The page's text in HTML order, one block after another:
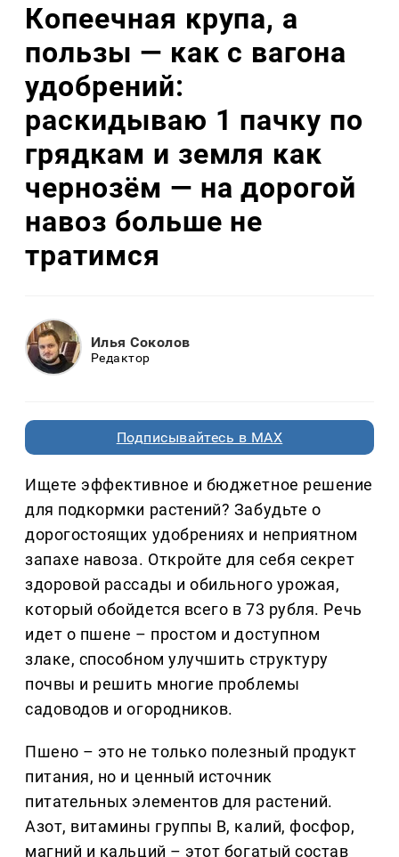
Копеечная крупа, а
пользы — как с вагона
удобрений:
раскидываю 1 пачку по
грядкам и земля как
чернозём — на дорогой
навоз больше не
тратимся
Илья Соколов
Редактор
Подписывайтесь в MAX
Ищете эффективное и бюджетное решение
для подкормки растений? Забудьте о
дорогостоящих удобрениях и неприятном
запахе навоза. Откройте для себя секрет
здоровой рассады и обильного урожая,
который обойдется всего в 73 рубля. Речь
идет о пшене – простом и доступном
злаке, способном улучшить структуру
почвы и решить многие проблемы
садоводов и огородников.
Пшено – это не только полезный продукт
питания, но и ценный источник
питательных элементов для растений.
Азот, витамины группы B, калий, фосфор,
магний и кальций – этот богатый состав